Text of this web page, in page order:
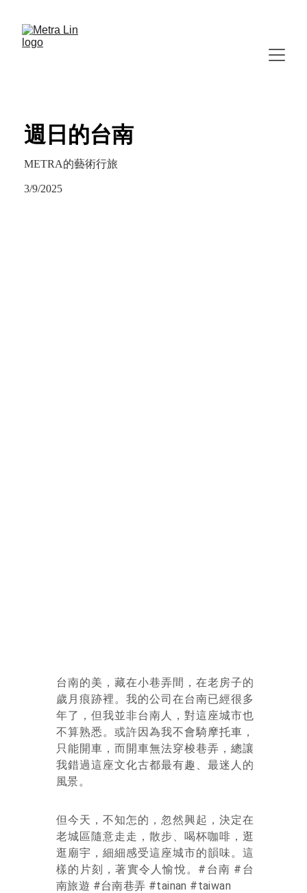
週日的台南
METRA的藝術行旅
3/9/2025
台南的美，藏在小巷弄間，在老房子的
歲月痕跡裡。我的公司在台南已經很多
年了，但我並非台南人，對這座城市也
不算熟悉。或許因為我不會騎摩托車，
只能開車，而開車無法穿梭巷弄，總讓
我錯過這座文化古都最有趣、最迷人的
風景。
但今天，不知怎的，忽然興起，決定在
老城區隨意走走，散步、喝杯咖啡，逛
逛廟宇，細細感受這座城市的韻味。這
樣的片刻，著實令人愉悅。#台南 #台
南旅遊 #台南巷弄 #tainan #taiwan